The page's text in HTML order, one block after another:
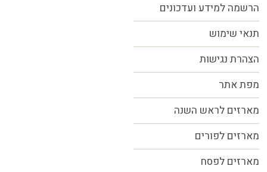
הרשמה למידע ועדכונים
תנאי שימוש
הצהרת נגישות
מפת אתר
מארזים לראש השנה
מארזים לפורים
מארזים לפסח